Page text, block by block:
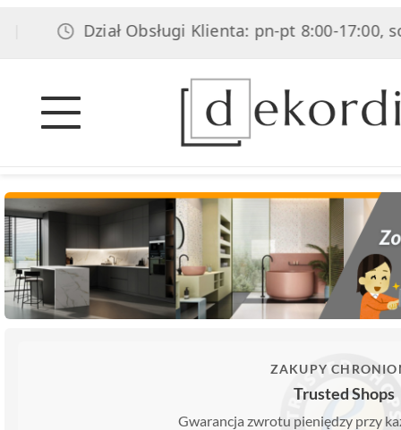
Dział Obsługi Klienta: pn-pt 8:00-17:00, sob
ZAKUPY
Trusted Shops
Gwarancja zwrotu pieniędzy przy